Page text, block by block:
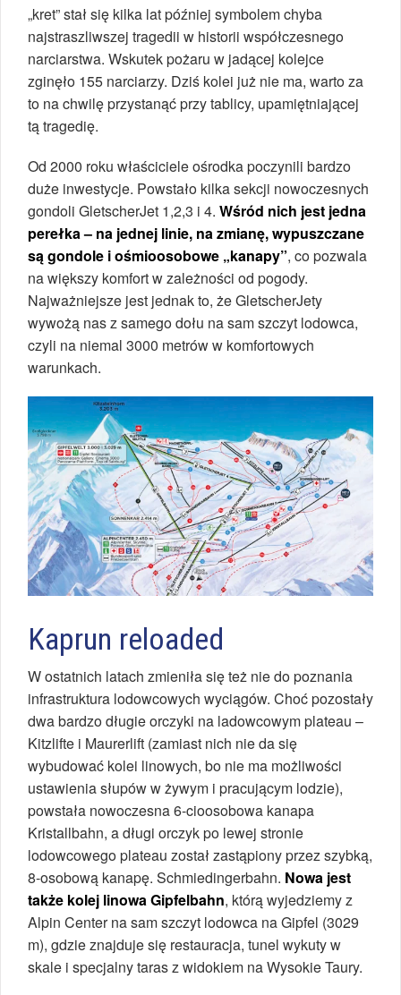
„kret” stał się kilka lat później symbolem chyba
najstraszliwszej tragedii w historii współczesnego
narciarstwa. Wskutek pożaru w jadącej kolejce
zginęło 155 narciarzy. Dziś kolei już nie ma, warto za
to na chwilę przystanąć przy tablicy, upamiętniającej
tą tragedię.
Od 2000 roku właściciele ośrodka poczynili bardzo
duże inwestycje. Powstało kilka sekcji nowoczesnych
gondoli GletscherJet 1,2,3 i 4. Wśród nich jest jedna
perełka – na jednej linie, na zmianę, wypuszczane
są gondole i ośmioosobowe „kanapy”, co pozwala
na większy komfort w zależności od pogody.
Najważniejsze jest jednak to, że GletscherJety
wywożą nas z samego dołu na sam szczyt lodowca,
czyli na niemal 3000 metrów w komfortowych
warunkach.
Kaprun reloaded
W ostatnich latach zmieniła się też nie do poznania
infrastruktura lodowcowych wyciągów. Choć pozostały
dwa bardzo długie orczyki na ladowcowym plateau –
Kitzlifte i Maurerlift (zamiast nich nie da się
wybudować kolei linowych, bo nie ma możliwości
ustawienia słupów w żywym i pracującym lodzie),
powstała nowoczesna 6-cioosobowa kanapa
Kristallbahn, a długi orczyk po lewej stronie
lodowcowego plateau został zastąpiony przez szybką,
8-osobową kanapę. Schmiedingerbahn. Nowa jest
także kolej linowa Gipfelbahn, którą wyjedziemy z
Alpin Center na sam szczyt lodowca na Gipfel (3029
m), gdzie znajduje się restauracja, tunel wykuty w
skale i specjalny taras z widokiem na Wysokie Taury.